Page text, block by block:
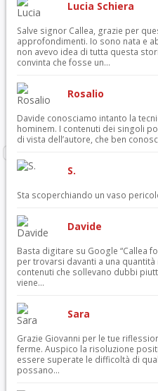
Lucia Schiera
Salve signor Callea, grazie per
approfondimenti. Io sono nata e
non avevo idea di tutta questa
convinta che fosse un...
Rosalio
Davide conosciamo intanto la
hominem. I contenuti dei singoli
di vista dell’autore, che ben
S.
Sta scoperchiando un vaso
Davide
Basta digitare su Google “Callea
per trovarsi davanti a una
contenuti che sollevano dubbi
viene...
Sara
Grazie Giovanni per le tue
ferme. Auspico la risoluzione
essere superate le difficoltà di
possano...